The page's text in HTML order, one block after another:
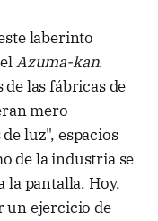
laberinto
Azuma-kan.
las fábricas de
mero
luz", espacios
de la industria se
la pantalla. Hoy,
un ejercicio de